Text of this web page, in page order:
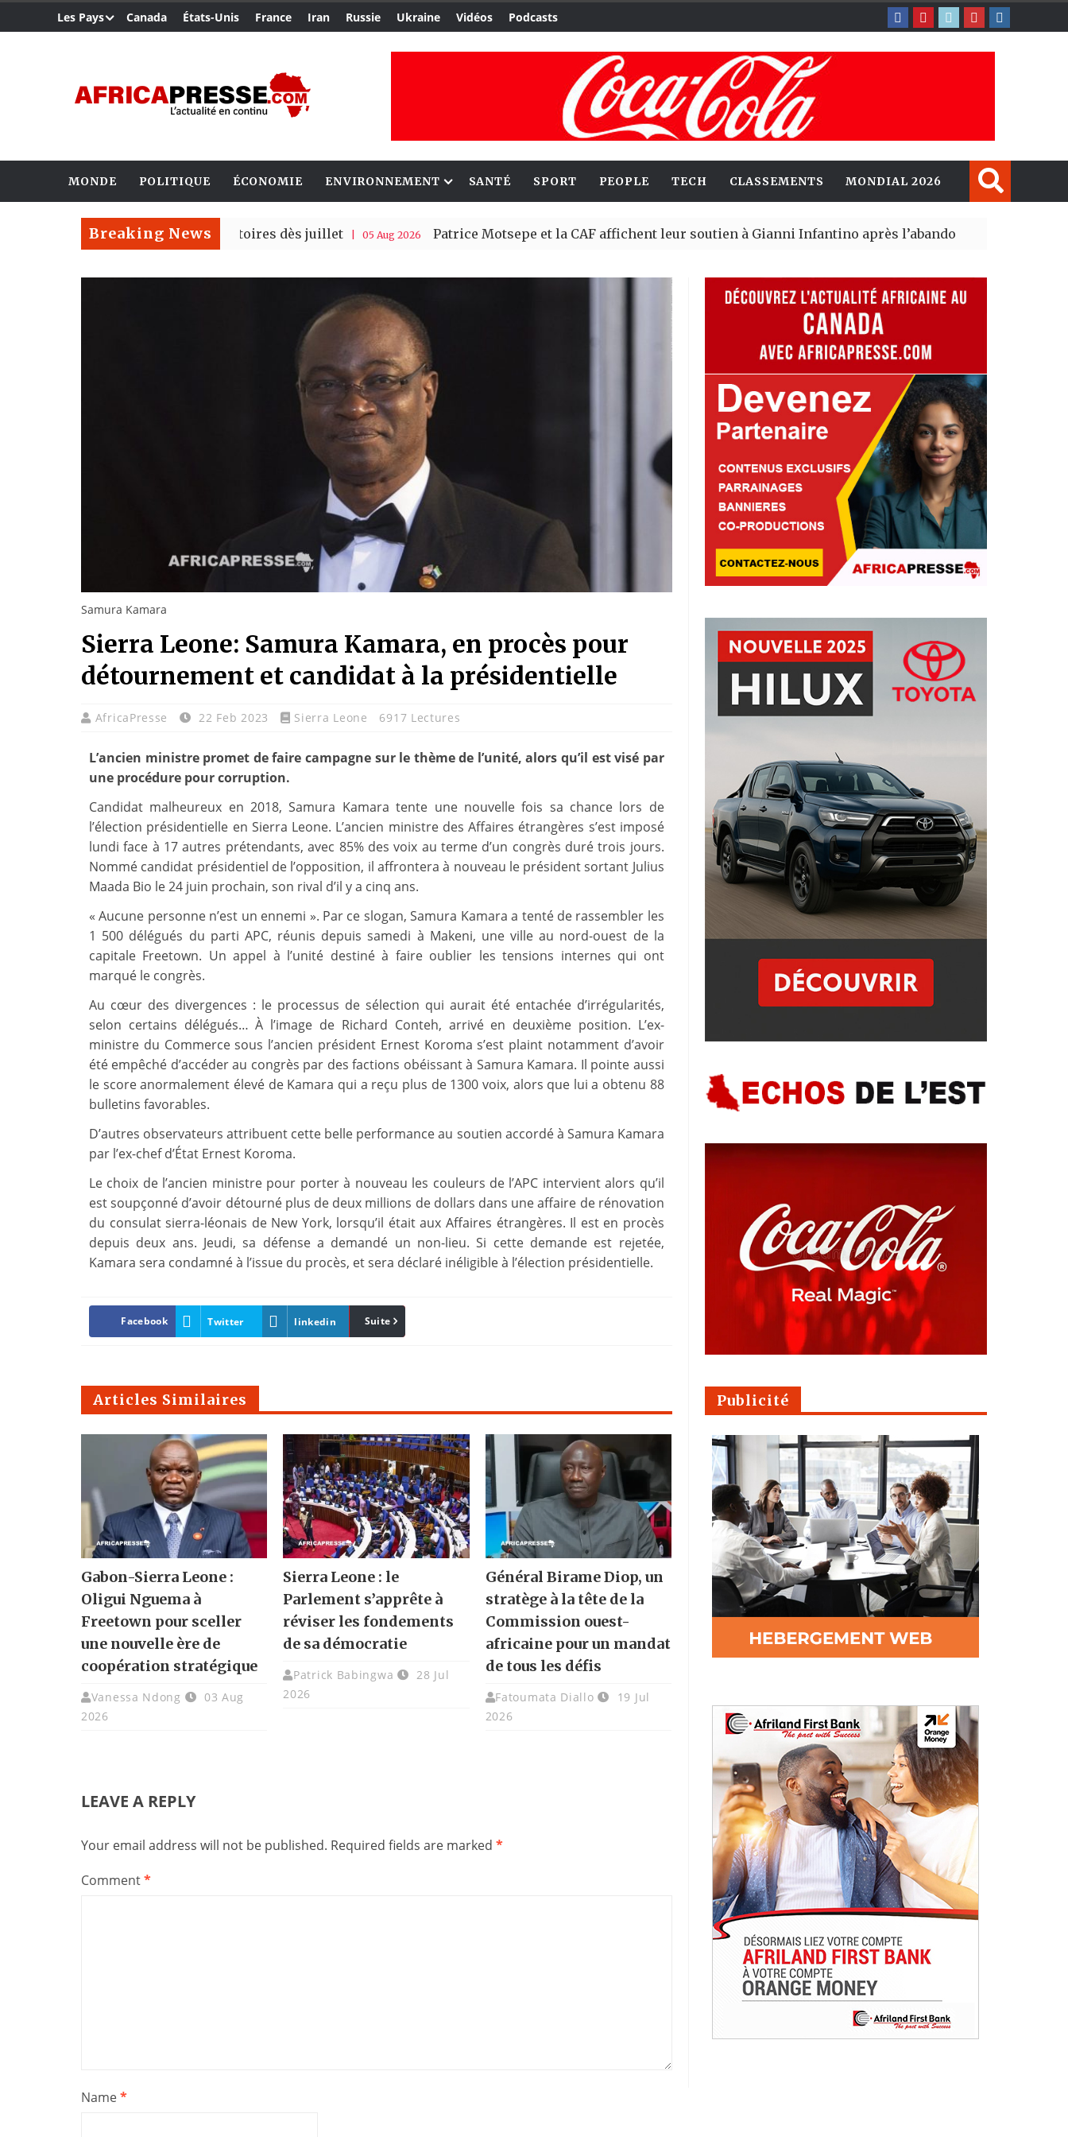
Les Pays Canada États-Unis France Iran Russie Ukraine Vidéos Podcasts
MONDE POLITIQUE ÉCONOMIE ENVIRONNEMENT SANTÉ SPORT PEOPLE TECH CLASSEMENTS MONDIAL 2026
Breaking News
Madrid des risques migratoires dès juillet| 05 Aug 2026 Patrice Motsepe et la CAF affichent leur soutien à Gianni Infantino après l’abandon du projet de vente de la
Samura Kamara
Sierra Leone: Samura Kamara, en procès pour
détournement et candidat à la présidentielle
AfricaPresse 22 Feb 2023 Sierra Leone 6917 Lectures
L’ancien ministre promet de faire campagne sur le thème de l’unité, alors qu’il est visé par
une procédure pour corruption.
Candidat malheureux en 2018, Samura Kamara tente une nouvelle fois sa chance lors de
l’élection présidentielle en Sierra Leone. L’ancien ministre des Affaires étrangères s’est imposé
lundi face à 17 autres prétendants, avec 85% des voix au terme d’un congrès duré trois jours.
Nommé candidat présidentiel de l’opposition, il affrontera à nouveau le président sortant Julius
Maada Bio le 24 juin prochain, son rival d’il y a cinq ans.
« Aucune personne n’est un ennemi ». Par ce slogan, Samura Kamara a tenté de rassembler les
1 500 délégués du parti APC, réunis depuis samedi à Makeni, une ville au nord-ouest de la
capitale Freetown. Un appel à l’unité destiné à faire oublier les tensions internes qui ont
marqué le congrès.
Au cœur des divergences : le processus de sélection qui aurait été entachée d’irrégularités,
selon certains délégués… À l’image de Richard Conteh, arrivé en deuxième position. L’ex-
ministre du Commerce sous l’ancien président Ernest Koroma s’est plaint notamment d’avoir
été empêché d’accéder au congrès par des factions obéissant à Samura Kamara. Il pointe aussi
le score anormalement élevé de Kamara qui a reçu plus de 1300 voix, alors que lui a obtenu 88
bulletins favorables.
D’autres observateurs attribuent cette belle performance au soutien accordé à Samura Kamara
par l’ex-chef d’État Ernest Koroma.
Le choix de l’ancien ministre pour porter à nouveau les couleurs de l’APC intervient alors qu’il
est soupçonné d’avoir détourné plus de deux millions de dollars dans une affaire de rénovation
du consulat sierra-léonais de New York, lorsqu’il était aux Affaires étrangères. Il est en procès
depuis deux ans. Jeudi, sa défense a demandé un non-lieu. Si cette demande est rejetée,
Kamara sera condamné à l’issue du procès, et sera déclaré inéligible à l’élection présidentielle.
Facebook Twitter linkedin Pinterest
Suite
Articles Similaires
Gabon-Sierra Leone :
Oligui Nguema à
Freetown pour sceller
une nouvelle ère de
coopération stratégique
Vanessa Ndong
03 Aug
2026
Sierra Leone : le
Parlement s’apprête à
réviser les fondements
de sa démocratie
Patrick Babingwa
28 Jul
2026
Général Birame Diop, un
stratège à la tête de la
Commission ouest-
africaine pour un mandat
de tous les défis
Fatoumata Diallo
19 Jul
2026
LEAVE A REPLY
Your email address will not be published. Required fields are marked *
Comment*
Name*
Publicité